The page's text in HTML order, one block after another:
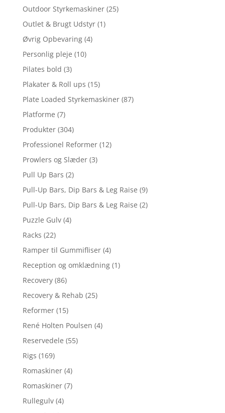
Outdoor Styrkemaskiner (25)
Outlet & Brugt Udstyr (1)
Øvrig Opbevaring (4)
Personlig pleje (10)
Pilates bold (3)
Plakater & Roll ups (15)
Plate Loaded Styrkemaskiner (87)
Platforme (7)
Produkter (304)
Professionel Reformer (12)
Prowlers og Slæder (3)
Pull Up Bars (2)
Pull-Up Bars, Dip Bars & Leg Raise (9)
Pull-Up Bars, Dip Bars & Leg Raise (2)
Puzzle Gulv (4)
Racks (22)
Ramper til Gummifliser (4)
Reception og omklædning (1)
Recovery (86)
Recovery & Rehab (25)
Reformer (15)
René Holten Poulsen (4)
Reservedele (55)
Rigs (169)
Romaskiner (4)
Romaskiner (7)
Rullegulv (4)